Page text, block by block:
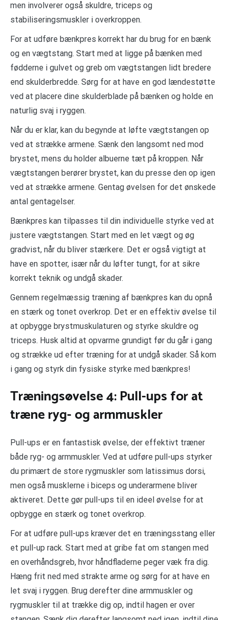
men involverer også skuldre, triceps og
stabiliseringsmuskler i overkroppen.
For at udføre bænkpres korrekt har du brug for en bænk
og en vægtstang. Start med at ligge på bænken med
fødderne i gulvet og greb om vægtstangen lidt bredere
end skulderbredde. Sørg for at have en god lændestøtte
ved at placere dine skulderblade på bænken og holde en
naturlig svaj i ryggen.
Når du er klar, kan du begynde at løfte vægtstangen op
ved at strække armene. Sænk den langsomt ned mod
brystet, mens du holder albuerne tæt på kroppen. Når
vægtstangen berører brystet, kan du presse den op igen
ved at strække armene. Gentag øvelsen for det ønskede
antal gentagelser.
Bænkpres kan tilpasses til din individuelle styrke ved at
justere vægtstangen. Start med en let vægt og øg
gradvist, når du bliver stærkere. Det er også vigtigt at
have en spotter, især når du løfter tungt, for at sikre
korrekt teknik og undgå skader.
Gennem regelmæssig træning af bænkpres kan du opnå
en stærk og tonet overkrop. Det er en effektiv øvelse til
at opbygge brystmuskulaturen og styrke skuldre og
triceps. Husk altid at opvarme grundigt før du går i gang
og strække ud efter træning for at undgå skader. Så kom
i gang og styrk din fysiske styrke med bænkpres!
Træningsøvelse 4: Pull-ups for at
træne ryg- og armmuskler
Pull-ups er en fantastisk øvelse, der effektivt træner
både ryg- og armmuskler. Ved at udføre pull-ups styrker
du primært de store rygmuskler som latissimus dorsi,
men også musklerne i biceps og underarmene bliver
aktiveret. Dette gør pull-ups til en ideel øvelse for at
opbygge en stærk og tonet overkrop.
For at udføre pull-ups kræver det en træningsstang eller
et pull-up rack. Start med at gribe fat om stangen med
en overhåndsgreb, hvor håndfladerne peger væk fra dig.
Hæng frit ned med strakte arme og sørg for at have en
let svaj i ryggen. Brug derefter dine armmuskler og
rygmuskler til at trække dig op, indtil hagen er over